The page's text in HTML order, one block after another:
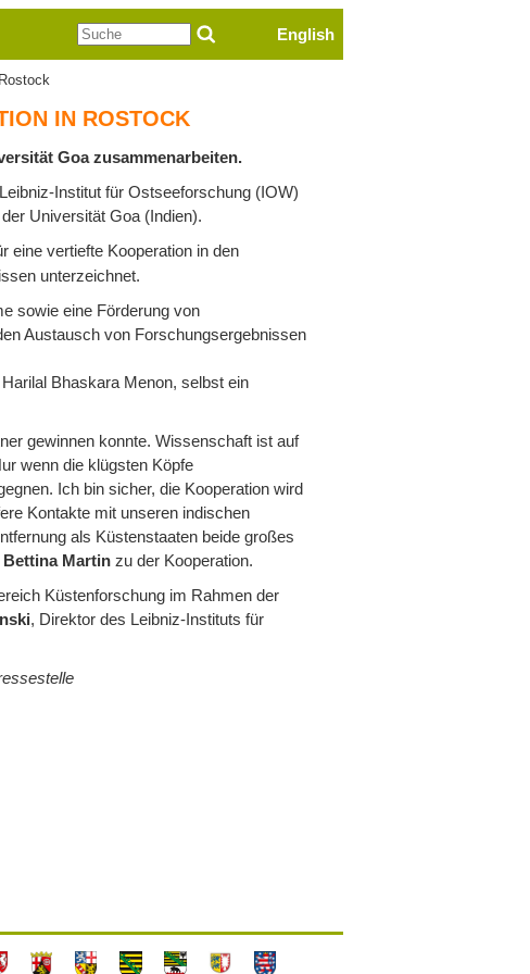
English
Suche
IN ROSTOCK
Goa zusammenarbeiten.
Institut für Ostseeforschung (IOW)
Universität Goa (Indien).
eine vertiefte Kooperation in den
unterzeichnet.
sowie eine Förderung von
Austausch von Forschungsergebnissen
Bhaskara Menon, selbst ein
gewinnen konnte. Wissenschaft ist auf
wenn die klügsten Köpfe
Ich bin sicher, die Kooperation wird
Kontakte mit unseren indischen
als Küstenstaaten beide großes
Martin zu der Kooperation.
Küstenforschung im Rahmen der
, Direktor des Leibniz-Instituts für